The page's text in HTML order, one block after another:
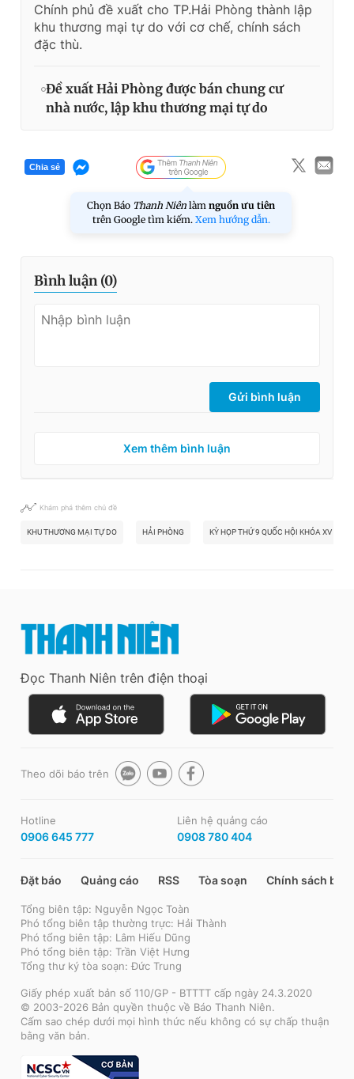
Chính phủ đề xuất cho TP.Hải Phòng thành lập
khu thương mại tự do với cơ chế, chính sách
đặc thù.
Đề xuất Hải Phòng được bán chung cư
nhà nước, lập khu thương mại tự do
Chia sẻ
Chọn Báo Thanh Niên làm nguồn ưu tiên
trên Google tìm kiếm. Xem hướng dẫn.
Bình luận (0)
Gửi bình luận
Xem thêm bình luận
Khám phá thêm chủ đề
KHU THƯƠNG MẠI TỰ DO HẢI PHÒNG KỲ HỌP THỨ 9 QUỐC HỘI KHÓA XV
Đọc Thanh Niên trên điện thoại
Theo dõi báo trên
Hotline
0906 645 777
Liên hệ quảng cáo
0908 780 404
Đặt báo Quảng cáo RSS Tòa soạn Chính sách bảo
Tổng biên tập: Nguyễn Ngọc Toàn
Phó tổng biên tập thường trực: Hải Thành
Phó tổng biên tập: Lâm Hiếu Dũng
Phó tổng biên tập: Trần Việt Hưng
Tổng thư ký tòa soạn: Đức Trung
Giấy phép xuất bản số 110/GP - BTTTT cấp ngày 24.3.2020
© 2003-2026 Bản quyền thuộc về Báo Thanh Niên.
Cấm sao chép dưới mọi hình thức nếu không có sự chấp thuận
bằng văn bản.